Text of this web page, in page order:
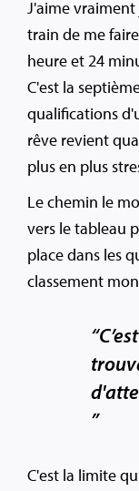
J'aime vraiment
train de me
heure et 24
C'est la
qualifications
rêve revient
plus en plus
Le chemin le
vers le tableau
place dans les
classement
”
C'est la limite